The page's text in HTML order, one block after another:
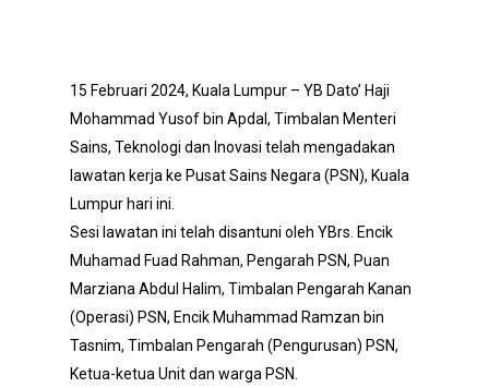
15 Februari 2024, Kuala Lumpur – YB Dato’ Haji
Mohammad Yusof bin Apdal, Timbalan Menteri
Sains, Teknologi dan Inovasi telah mengadakan
lawatan kerja ke Pusat Sains Negara (PSN), Kuala
Lumpur hari ini.
Sesi lawatan ini telah disantuni oleh YBrs. Encik
Muhamad Fuad Rahman, Pengarah PSN, Puan
Marziana Abdul Halim, Timbalan Pengarah Kanan
(Operasi) PSN, Encik Muhammad Ramzan bin
Tasnim, Timbalan Pengarah (Pengurusan) PSN,
Ketua-ketua Unit dan warga PSN.